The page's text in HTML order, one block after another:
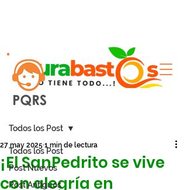
Entrada
Todos los Post
Post Nuevos
Post Antiguos
Todos los Post
¡El SanPedrito se vive
con alegría en
27 may 2025 1 min de lectura